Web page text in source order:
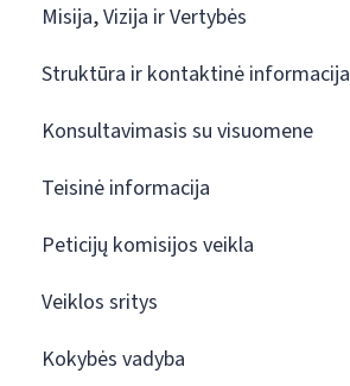
Misija, Vizija ir Vertybės
Struktūra ir kontaktinė informacija
Konsultavimasis su visuomene
Teisinė informacija
Peticijų komisijos veikla
Veiklos sritys
Kokybės vadyba